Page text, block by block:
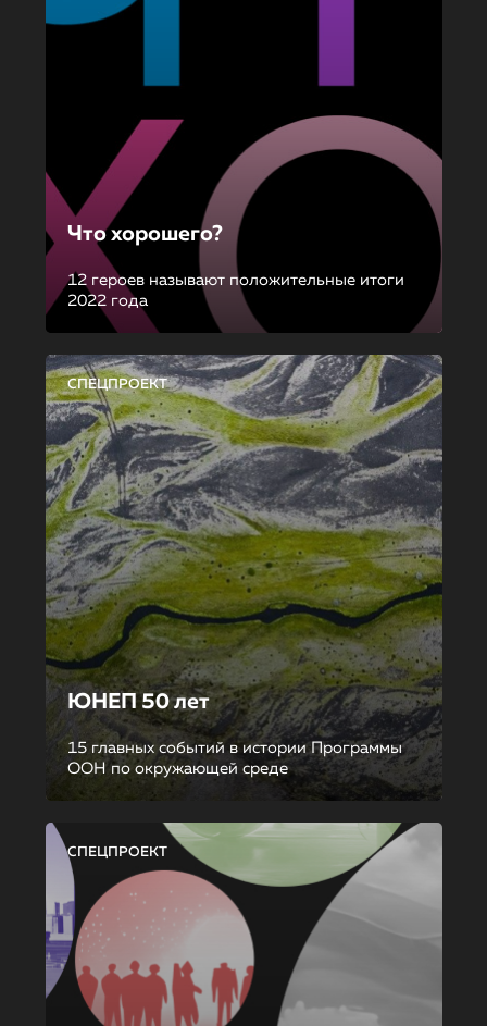
Что хорошего?
12 героев называют положительные итоги
2022 года
СПЕЦПРОЕКТ
ЮНЕП 50 лет
15 главных событий в истории Программы
ООН по окружающей среде
СПЕЦПРОЕКТ